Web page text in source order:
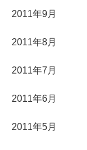
2011年9月
2011年8月
2011年7月
2011年6月
2011年5月